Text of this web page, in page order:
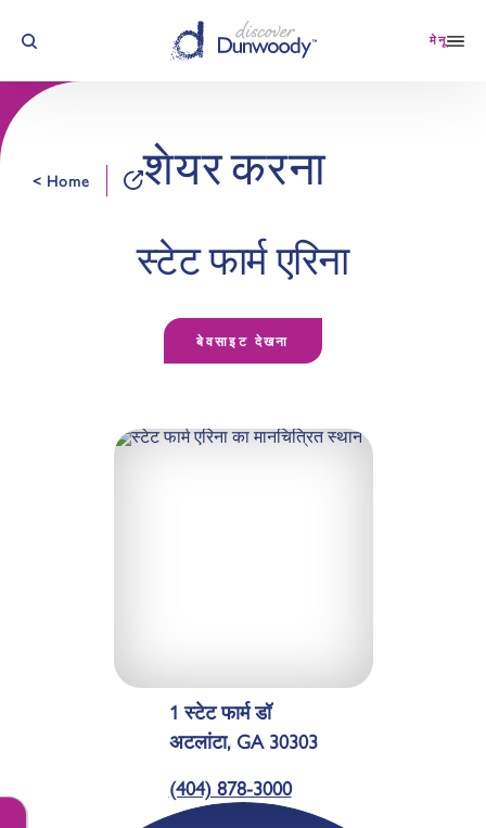
सामग्री पर जाएं मेनू
< Home शेयर करना
स्टेट फार्म एरिना
बेवसाइट देखना
1 स्टेट फार्म डॉ
अटलांटा, GA 30303
(404) 878-3000